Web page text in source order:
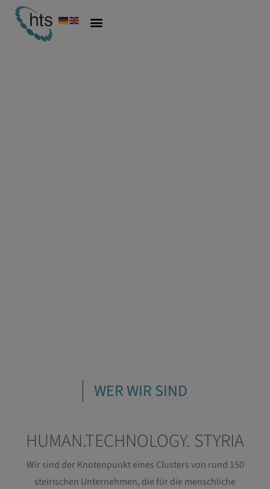
WER WIR SIND
HUMAN.TECHNOLOGY. STYRIA
Wir sind der Knotenpunkt eines Clusters von rund 150
steirischen Unternehmen, die für die menschliche